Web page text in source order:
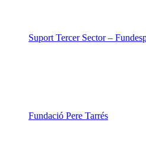
Suport Tercer Sector –
Fundació Pere Tarrés